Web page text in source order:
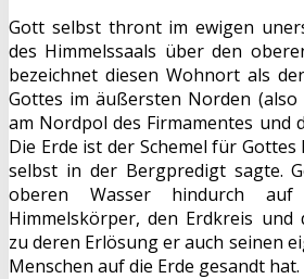
Gott selbst thront im ewigen
des Himmelssaals über den
bezeichnet diesen Wohnort als
Gottes im äußersten Norden
am Nordpol des Firmamentes und
Die Erde ist der Schemel für
selbst in der Bergpredigt sagte.
oberen Wasser hindurch
Himmelskörper, den Erdkreis und
zu deren Erlösung er auch seinen
Menschen auf die Erde gesandt hat.